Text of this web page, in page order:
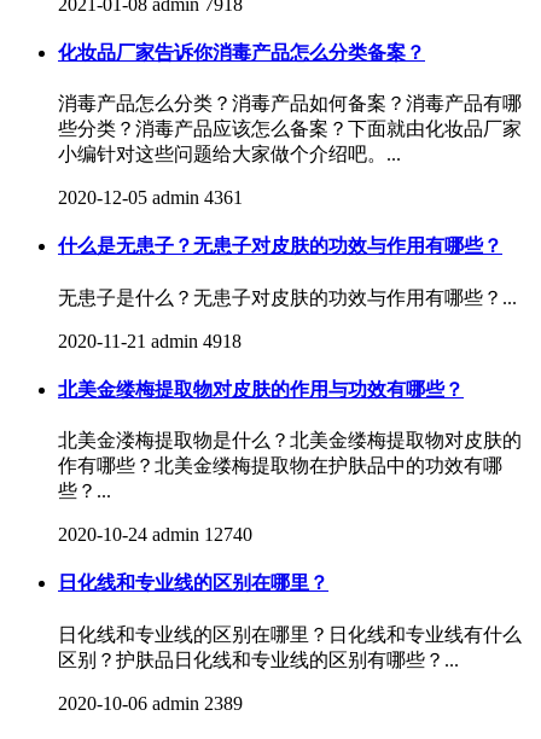
化妆品厂家告诉你消毒产品怎么分类备案？
消毒产品怎么分类？消毒产品如何备案？消毒产品有哪
些分类？消毒产品应该怎么备案？下面就由化妆品厂家
小编针对这些问题给大家做个介绍吧。...
2020-12-05 admin 4361
什么是无患子？无患子对皮肤的功效与作用有哪些？
无患子是什么？无患子对皮肤的功效与作用有哪些？...
2020-11-21 admin 4918
北美金缕梅提取物对皮肤的作用与功效有哪些？
北美金溇梅提取物是什么？北美金缕梅提取物对皮肤的
作有哪些？北美金缕梅提取物在护肤品中的功效有哪
些？...
2020-10-24 admin 12740
日化线和专业线的区别在哪里？
日化线和专业线的区别在哪里？日化线和专业线有什么
区别？护肤品日化线和专业线的区别有哪些？...
2020-10-06 admin 2389